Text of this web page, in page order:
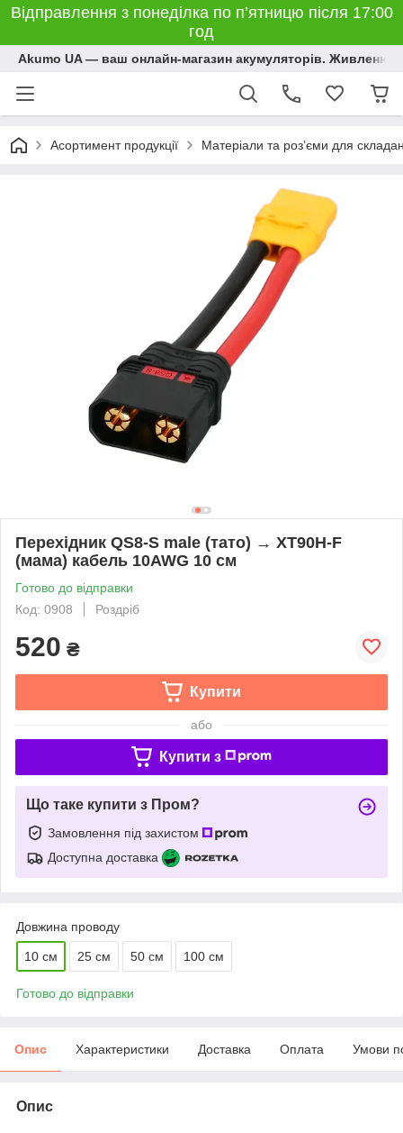
Відправлення з понеділка по п’ятницю після 17:00
год
Akumo UA — ваш онлайн-магазин акумуляторів. Живлення,
Асортимент продукції Матеріали та розʼєми для
Перехідник QS8-S male (тато) → XT90H-F
(мама) кабель 10AWG 10 см
Готово до відправки
Код: 0908
Роздріб
520 ₴
Купити
або
Купити з
Що таке купити з Пром?
Замовлення під захистом
Доступна доставка
Довжина проводу
10 см 25 см 50 см 100 см
Готово до відправки
Опис Характеристики Доставка Оплата Умови
Опис